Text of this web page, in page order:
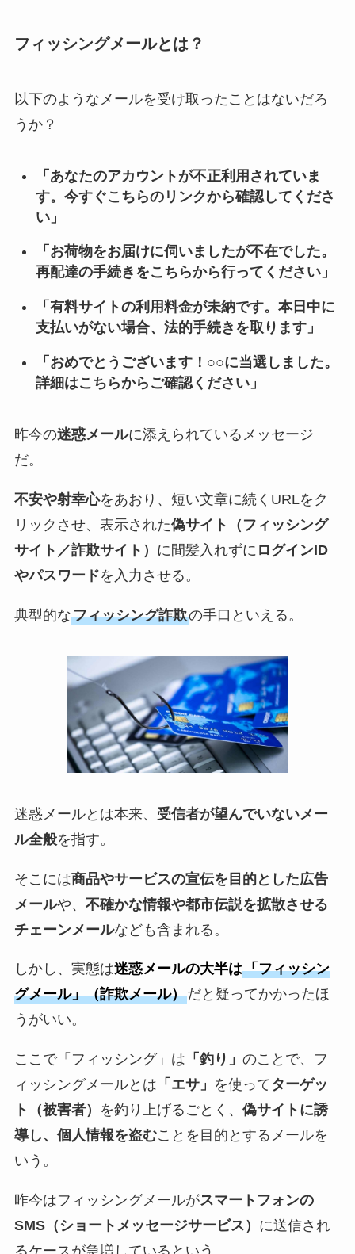
フィッシングメールとは？
以下のようなメールを受け取ったことはないだろ
うか？
「あなたのアカウントが不正利用されていま
す。今すぐこちらのリンクから確認してくださ
い」
「お荷物をお届けに伺いましたが不在でした。
再配達の手続きをこちらから行ってください」
「有料サイトの利用料金が未納です。本日中に
支払いがない場合、法的手続きを取ります」
「おめでとうございます！○○に当選しました。
詳細はこちらからご確認ください」
昨今の迷惑メールに添えられているメッセージ
だ。
不安や射幸心をあおり、短い文章に続くURLをク
リックさせ、表示された偽サイト（フィッシング
サイト／詐欺サイト） に間髪入れずに ログインID
やパスワードを入力させる。
典型的なフィッシング詐欺の手口といえる。
迷惑メールとは本来、 受信者が望んでいないメー
ル全般を指す。
そこには商品やサービスの宣伝を目的とした広告
メールや、 不確かな情報や都市伝説を拡散させる
チェーンメールなども含まれる。
しかし、実態は迷惑メールの大半は「フィッシン
グメール」（詐欺メール）だと疑ってかかったほ
うがいい。
ここで「フィッシング」は 「釣り」 のことで、フ
ィッシングメールとは 「エサ」 を使って ターゲッ
ト（被害者）
を釣り上げるごとく、 偽サイトに誘
導し、個人情報を盗むことを目的とするメールを
いう。
昨今はフィッシングメールがスマートフォンの
SMS（ショートメッセージサービス） に送信され